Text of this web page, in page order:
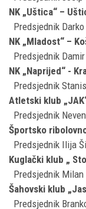
NK „Uštica“ –
Predsjednik
NK „Mladost“ –
Predsjednik
NK „Naprijed“ -
Predsjednik
Atletski klub
Predsjednik
Športsko
Predsjednik Ilija
Kuglački klub „
Predsjednik Milan
Šahovski klub
Predsjednik